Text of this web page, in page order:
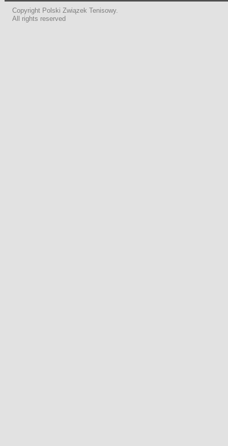
Copyright Polski Związek Tenisowy.
All rights reserved